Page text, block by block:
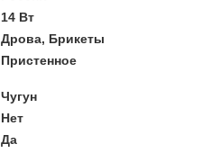
14 Вт
Дрова, Брикеты
Пристенное
Чугун
Нет
Да